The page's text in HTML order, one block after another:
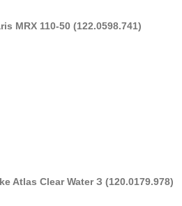
MRX 110-50 (122.0598.741)
Atlas Clear Water З (120.0179.978)